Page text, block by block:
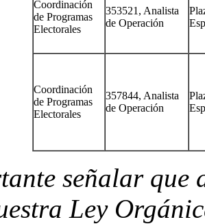
Coordinación
de Programas
Electorales
353521, Analista
de Operación
Coordinación
de Programas
Electorales
357844, Analista
de Operación
señalar
Ley